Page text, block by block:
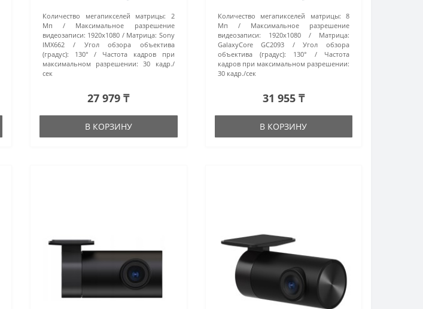
Количество мегапикселей матрицы:
2
Мп
Максимальное разрешение
видеозаписи: 1920x1080 Матрица: Sony
IMX662
Угол обзора объектива
(градус):
130°
Частота кадров при
максимальном разрешении:
30 кадр./
сек
27 979 ₸
В КОРЗИНУ
Количество мегапикселей матрицы: 8
Мп
Максимальное разрешение
видеозаписи:
1920x1080
Матрица:
GalaxyCore GC2093
Угол обзора
объектива (градус):
130°
Частота
кадров при максимальном разрешении:
30 кадр./сек
31 955 ₸
В КОРЗИНУ